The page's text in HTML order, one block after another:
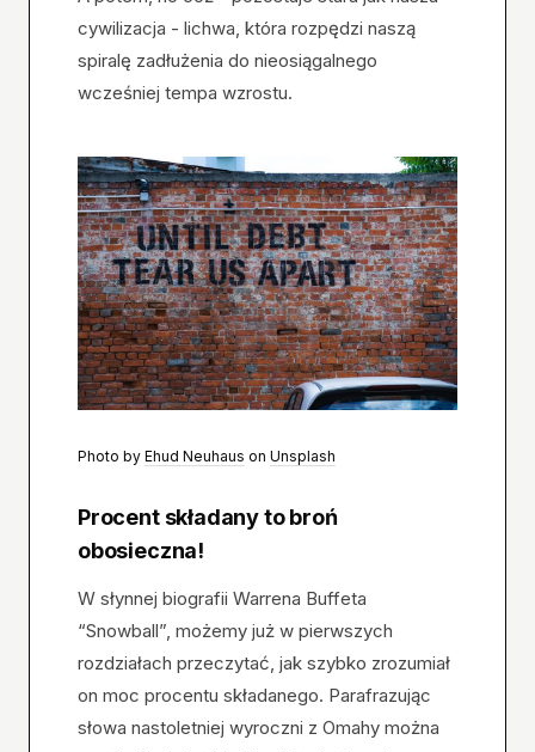
cywilizacja - lichwa, która rozpędzi naszą
spiralę zadłużenia do nieosiągalnego
wcześniej tempa wzrostu.
Photo by Ehud Neuhaus on Unsplash
Procent składany to broń
obosieczna!
W słynnej biografii Warrena Buffeta
“Snowball”, możemy już w pierwszych
rozdziałach przeczytać, jak szybko zrozumiał
on moc procentu składanego. Parafrazując
słowa nastoletniej wyroczni z Omahy można